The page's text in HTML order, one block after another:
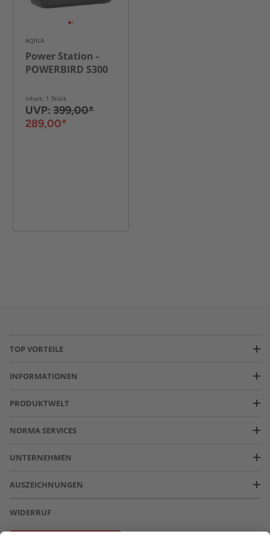
AQIILA
Power Station -
POWERBIRD S300
Inhalt: 1 Stück
UVP: 399,00*
289,00*
TOP VORTEILE
INFORMATIONEN
PRODUKTWELT
NORMA SERVICES
UNTERNEHMEN
AUSZEICHNUNGEN
WIDERRUF